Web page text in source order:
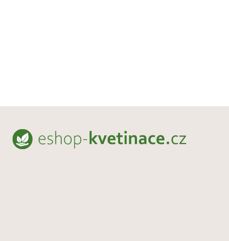
Z